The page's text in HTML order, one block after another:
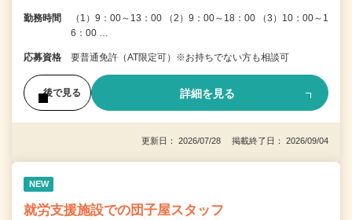
勤務時間
（1）9：00～13：00 （2）9：00～18：00 （3）10：00～1
6：00 …
応募資格 要普通免許（AT限定可）※お持ちでない方も相談可
後で見る 詳細を見る
更新日： 2026/07/28 掲載終了日： 2026/09/04
NEW
就労支援施設での団子屋スタッフ